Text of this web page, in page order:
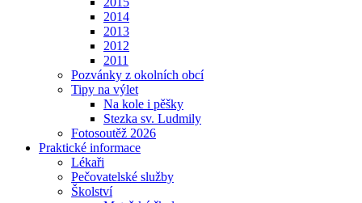
2014
2013
2012
2011
Pozvánky z okolních obcí
Tipy na výlet
Na kole i pěšky
Stezka sv. Ludmily
Fotosoutěž 2026
Praktické informace
Lékaři
Pečovatelské služby
Školství